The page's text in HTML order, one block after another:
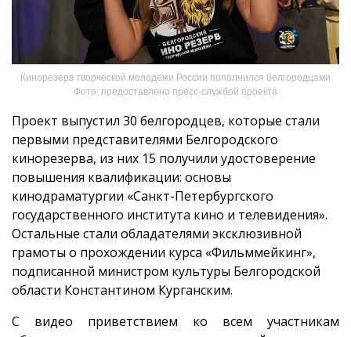
Кинорезерв творческой молодежи России пополнился белгородцами
Фото: предоставлено пресс-службой проекта
Проект выпустил 30 белгородцев, которые стали
первыми представителями Белгородского
кинорезерва, из них 15 получили удостоверение
повышения квалификации: основы
кинодраматургии «Санкт-Петербургского
государственного института кино и телевидения».
Остальные стали обладателями эксклюзивной
грамоты о прохождении курса «Фильммейкинг»,
подписанной министром культуры Белгородской
области Константином Курганским.
С видео приветствием ко всем участникам